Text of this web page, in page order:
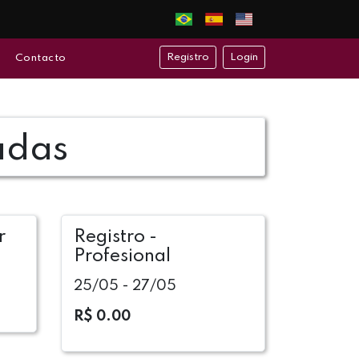
Contacto Registro Login
Registro -
Profesional
25/05 - 27/05
R$ 0.00